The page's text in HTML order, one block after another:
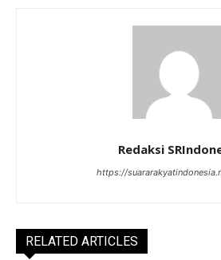
Redaksi
https://
RELATED ARTICLES